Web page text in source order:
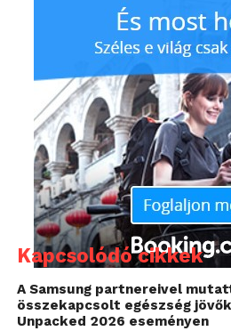
Kapcsolódó cikkek
A Samsung partnereivel
összekapcsolt egészség
Unpacked 2026 eseményen